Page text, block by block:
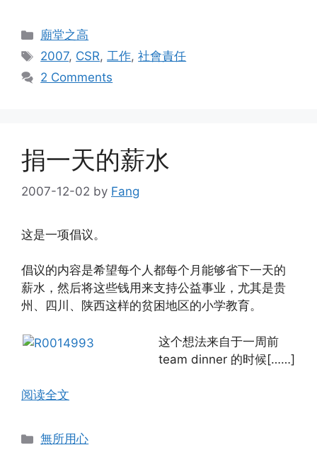
Categories
廟堂之高
Tags
2007, CSR,工作,社會責任
2 Comments
捐一天的薪水
2007-12-02 by Fang
这是一项倡议。
倡议的内容是希望每个人都每个月能够省下一天的
薪水，然后将这些钱用来支持公益事业，尤其是贵
州、四川、陕西这样的贫困地区的小学教育。
这个想法来自于一周前
team dinner 的时候[……]
阅读全文
Categories
無所用心